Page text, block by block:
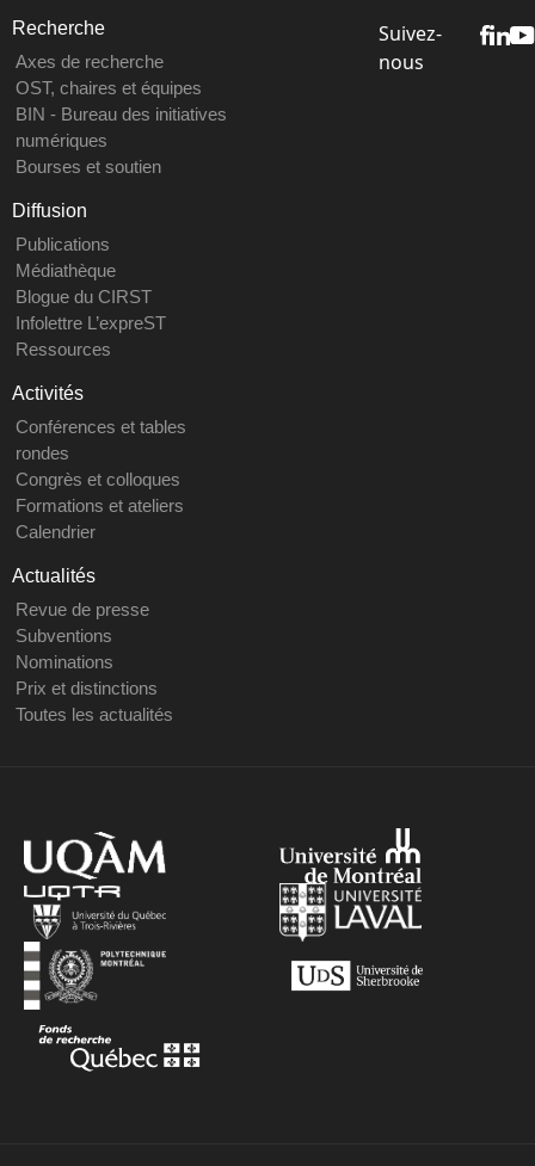
Recherche
Axes de recherche
OST, chaires et équipes
BIN - Bureau des initiatives
numériques
Bourses et soutien
Diffusion
Publications
Médiathèque
Blogue du CIRST
Infolettre L’expreST
Ressources
Activités
Conférences et tables
rondes
Congrès et colloques
Formations et ateliers
Calendrier
Actualités
Revue de presse
Subventions
Nominations
Prix et distinctions
Toutes les actualités
Suivez-
nous